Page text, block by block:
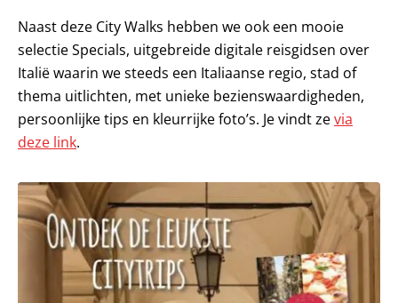
Naast deze City Walks hebben we ook een mooie
selectie Specials, uitgebreide digitale reisgidsen over
Italië waarin we steeds een Italiaanse regio, stad of
thema uitlichten, met unieke bezienswaardigheden,
persoonlijke tips en kleurrijke foto’s. Je vindt zevia
deze link.